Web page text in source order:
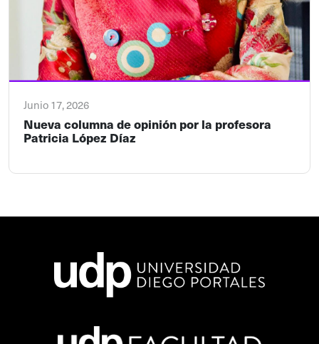
Junio 17, 2026
Nueva columna de opinión por la profesora
Patricia López Díaz